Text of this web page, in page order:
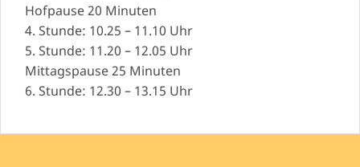
Hofpause 20 Minuten
4. Stunde: 10.25 – 11.10 Uhr
5. Stunde: 11.20 – 12.05 Uhr
Mittagspause 25 Minuten
6. Stunde: 12.30 – 13.15 Uhr